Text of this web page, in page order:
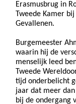
Erasmusbrug in
Tweede Kamer
Gevallenen.
Burgemeester
waarin hij de
menselijk leed
Tweede
tijd onderbelicht
jaar dat meer
bij de ondergang